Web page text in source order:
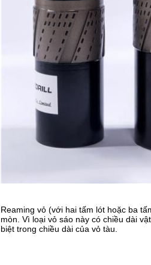
Reaming vỏ (với hai tấm lót hoặc ba
mòn. Vì loại vỏ sáo này có chiều dài
biệt trong chiều dài của vỏ tàu.